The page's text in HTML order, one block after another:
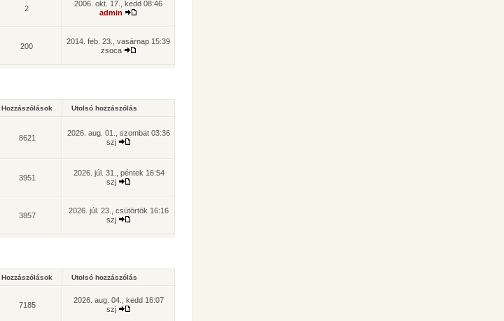
2
2006. okt. 17., kedd 08:46
admin
200
2014. feb. 23., vasárnap 15:39
zsoca
Hozzászólások Utolsó hozzászólás
8621
2026. aug. 01., szombat 03:36
szj
3951
2026. júl. 31., péntek 16:54
szj
3857
2026. júl. 23., csütörtök 16:16
szj
Hozzászólások Utolsó hozzászólás
7185
2026. aug. 04., kedd 16:07
szj